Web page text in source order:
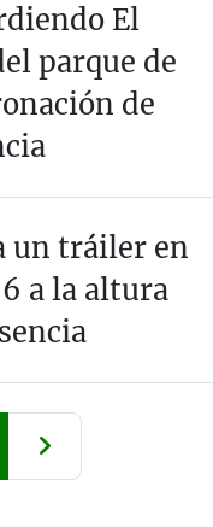
El
parque de
de
un tráiler en
a la altura